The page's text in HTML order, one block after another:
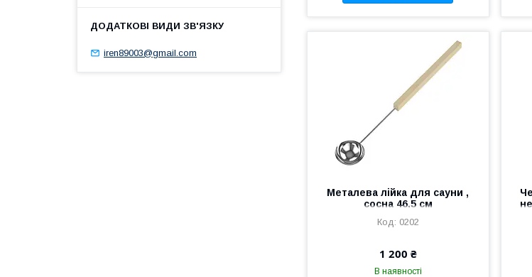
Металева лійка для сауни ,
сосна 46,5 см
0202
1 200 ₴
В наявності
iren89003@gmail.com